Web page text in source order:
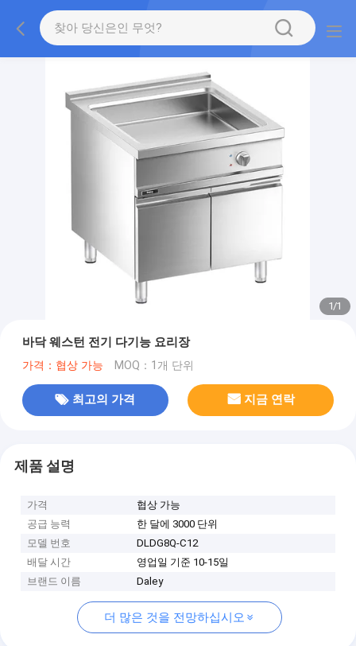
1/1
바닥 웨스턴 전기 다기능 요리장
가격：협상 가능 MOQ：1개 단위
최고의 가격 지금 연락
제품 설명
가격
협상 가능
공급 능력
한 달에 3000 단위
모델 번호
DLDG8Q-C12
배달 시간
영업일 기준 10-15일
브랜드 이름
Daley
더 많은 것을 전망하십시오